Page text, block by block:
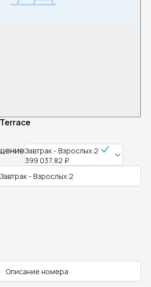
Завтрак - Взрослых:2
399 037,82 ₽
Завтрак - Взрослых:2
Описание номера